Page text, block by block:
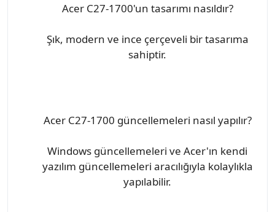
Acer C27-1700'un tasarımı nasıldır?
Şık, modern ve ince çerçeveli bir tasarıma
sahiptir.
Acer C27-1700 güncellemeleri nasıl yapılır?
Windows güncellemeleri ve Acer'ın kendi
yazılım güncellemeleri aracılığıyla kolaylıkla
yapılabilir.